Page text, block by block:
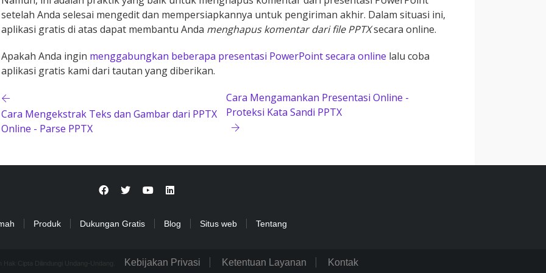
setelah Anda selesai mengedit dan mempersiapkannya untuk pengiriman akhir. Dalam situasi ini,
aplikasi gratis di atas dapat membantu Anda menghapus komentar dari file PPTXsecara online.
Apakah Anda ingin menggabungkan beberapa presentasi PowerPoint secara online lalu coba
aplikasi gratis kami dari tautan yang diberikan.
Cara Mengekstrak Teks dan Gambar dari PPTX
Online - Parse PPTX
Cara Mengamankan Presentasi Online -
Proteksi Kata Sandi PPTX
Produk Dukungan Gratis Blog Situs web Tentang
Hak Cipta Dilindungi Undang-Undang. Kebijakan Privasi Ketentuan Layanan Kontak